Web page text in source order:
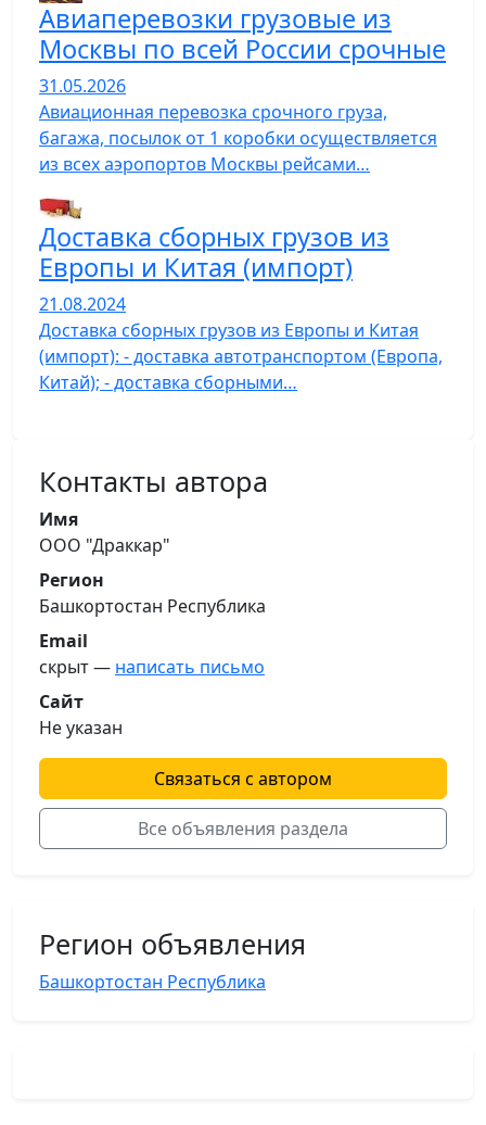
Авиаперевозки грузовые из
Москвы по всей России срочные
31.05.2026
Авиационная перевозка срочного груза,
багажа, посылок от 1 коробки осуществляется
из всех аэропортов Москвы рейсами…
Доставка сборных грузов из
Европы и Китая (импорт)
21.08.2024
Доставка сборных грузов из Европы и Китая
(импорт): - доставка автотранспортом (Европа,
Китай); - доставка сборными…
Контакты автора
Имя
ООО "Драккар"
Регион
Башкортостан Республика
Email
скрыт — написать письмо
Сайт
Не указан
Связаться с автором
Все объявления раздела
Регион объявления
Башкортостан Республика